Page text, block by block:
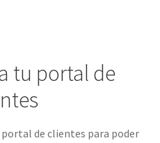
tu portal de
de clientes para poder